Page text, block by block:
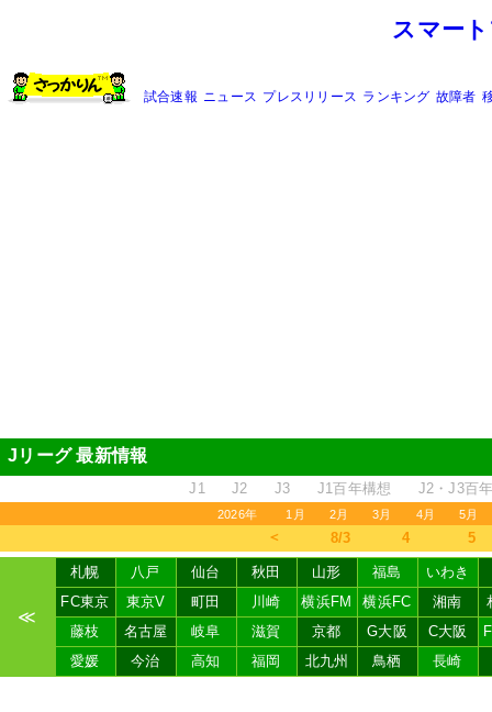
スマー
試合速報 ニュース プレスリリース ランキング 故障者
Jリーグ 最新情報
J1 J2 J3 J1百年構想 J2・J3百
2026年 1月 2月 3月 4月 5月
＜ 8/3 4 5
≪
札幌 八戸 仙台 秋田 山形 福島
いわき
FC東京
東京V 町田 川崎 横浜FM 横浜FC 湘南
藤枝
名古屋 岐阜 滋賀 京都 G大阪 C大阪
愛媛
今治 高知 福岡 北九州 鳥栖 長崎